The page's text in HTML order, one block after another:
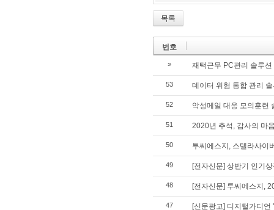
목록
번호
» 재택근무 PC관리 솔루
53 데이터 위험 통합 관리
52 악성메일 대응 모의훈련
51 2020년 추석, 감사의 마
50 투씨에스지, 스텔라사이
49 [전자신문] 상반기 인기
48 [전자신문] 투씨에스지,
47 [신문광고] 디지털가디